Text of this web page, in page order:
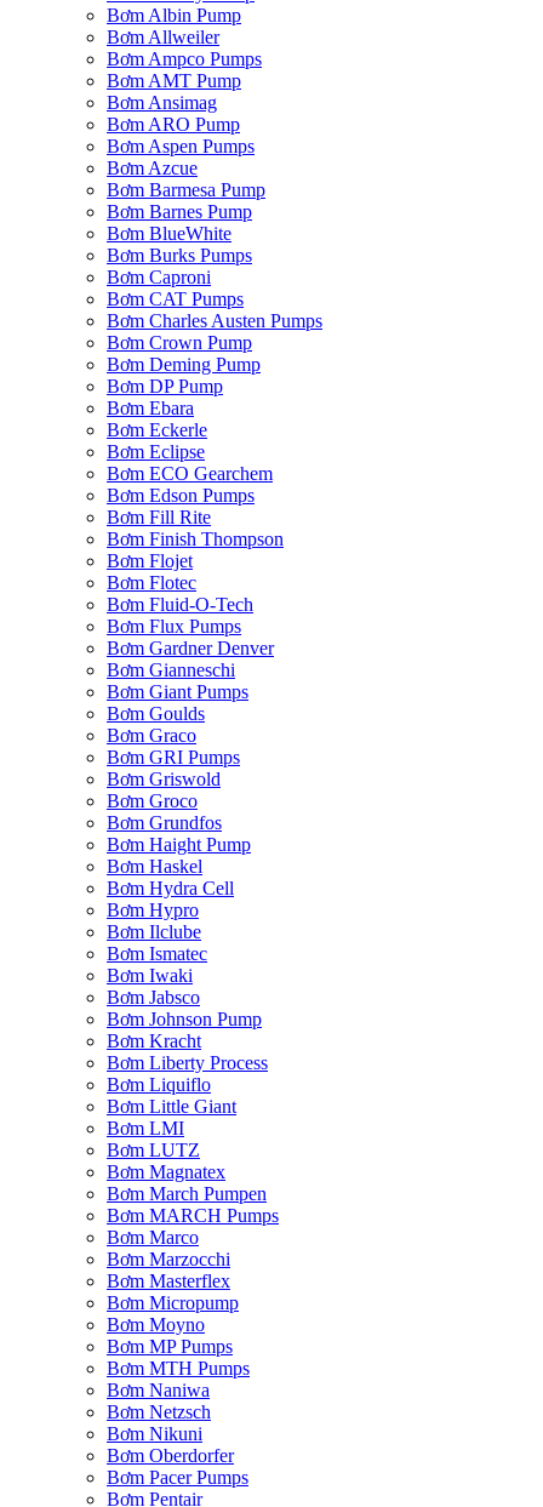
Bơm Albin Pump
Bơm Allweiler
Bơm Ampco Pumps
Bơm AMT Pump
Bơm Ansimag
Bơm ARO Pump
Bơm Aspen Pumps
Bơm Azcue
Bơm Barmesa Pump
Bơm Barnes Pump
Bơm BlueWhite
Bơm Burks Pumps
Bơm Caproni
Bơm CAT Pumps
Bơm Charles Austen Pumps
Bơm Crown Pump
Bơm Deming Pump
Bơm DP Pump
Bơm Ebara
Bơm Eckerle
Bơm Eclipse
Bơm ECO Gearchem
Bơm Edson Pumps
Bơm Fill Rite
Bơm Finish Thompson
Bơm Flojet
Bơm Flotec
Bơm Fluid-O-Tech
Bơm Flux Pumps
Bơm Gardner Denver
Bơm Gianneschi
Bơm Giant Pumps
Bơm Goulds
Bơm Graco
Bơm GRI Pumps
Bơm Griswold
Bơm Groco
Bơm Grundfos
Bơm Haight Pump
Bơm Haskel
Bơm Hydra Cell
Bơm Hypro
Bơm Ilclube
Bơm Ismatec
Bơm Iwaki
Bơm Jabsco
Bơm Johnson Pump
Bơm Kracht
Bơm Liberty Process
Bơm Liquiflo
Bơm Little Giant
Bơm LMI
Bơm LUTZ
Bơm Magnatex
Bơm March Pumpen
Bơm MARCH Pumps
Bơm Marco
Bơm Marzocchi
Bơm Masterflex
Bơm Micropump
Bơm Moyno
Bơm MP Pumps
Bơm MTH Pumps
Bơm Naniwa
Bơm Netzsch
Bơm Nikuni
Bơm Oberdorfer
Bơm Pacer Pumps
Bơm Pentair